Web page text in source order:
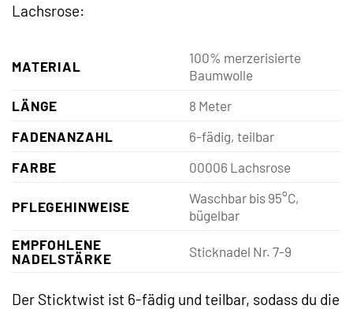
Lachsrose:
MATERIAL
100% merzerisierte
Baumwolle
LÄNGE
8 Meter
FADENANZAHL
6-fädig, teilbar
FARBE
00006 Lachsrose
PFLEGEHINWEISE
Waschbar bis 95°C,
bügelbar
EMPFOHLENE
NADELSTÄRKE
Sticknadel Nr. 7-9
Der Sticktwist ist 6-fädig und teilbar, sodass du die